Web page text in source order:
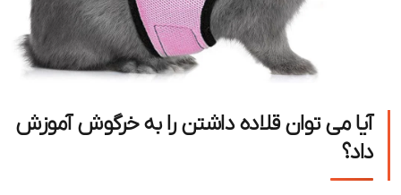
آیا می توان قلاده داشتن را به خرگوش آموزش
داد؟